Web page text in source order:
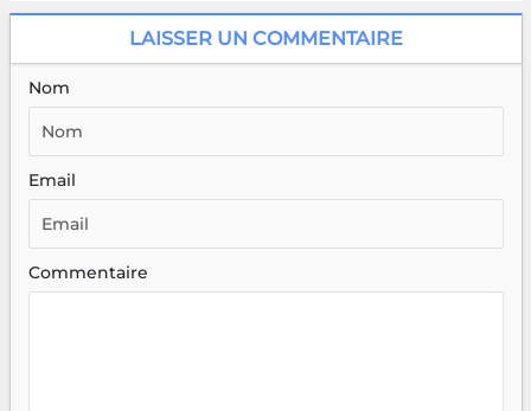
LAISSER UN COMMENTAIRE
Nom
Email
Commentaire